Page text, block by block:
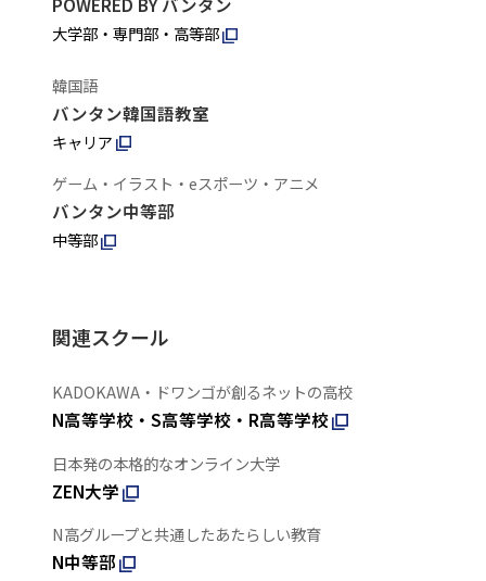
大学部・専門部・高等部
韓国語
バンタン韓国語教室
キャリア
ゲーム・イラスト・eスポーツ・アニメ
バンタン中等部
中等部
関連スクール
KADOKAWA・ドワンゴが創るネットの高校
N高等学校・S高等学校・R高等学校
日本発の本格的なオンライン大学
ZEN大学
N高グループと共通したあたらしい教育
N中等部